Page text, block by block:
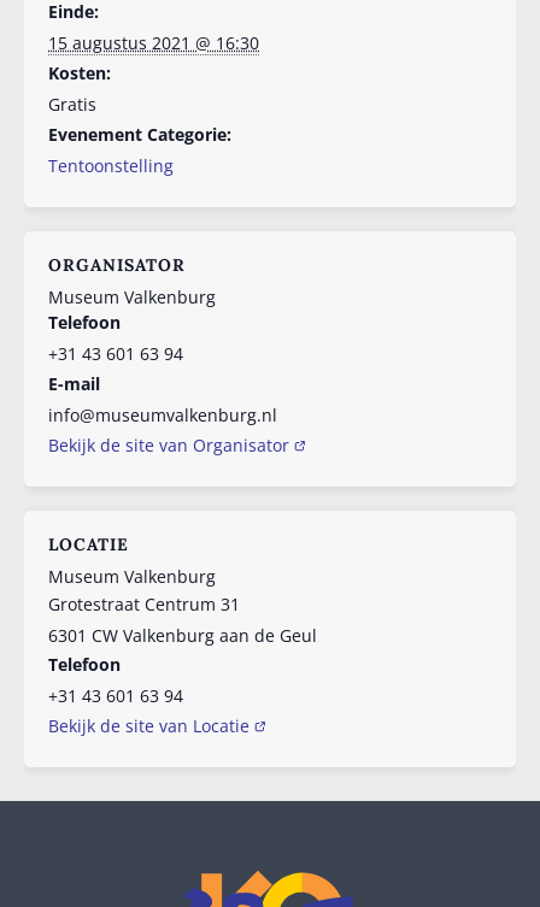
Einde:
15 augustus 2021 @ 16:30
Kosten:
Gratis
Evenement Categorie:
Tentoonstelling
LOCATIE
Museum Valkenburg
Grotestraat Centrum 31
6301 CW Valkenburg aan de Geul
Telefoon
+31 43 601 63 94
Bekijk de site van Locatie
ORGANISATOR
Museum Valkenburg
Telefoon
+31 43 601 63 94
E-mail
info@museumvalkenburg.nl
Bekijk de site van Organisator